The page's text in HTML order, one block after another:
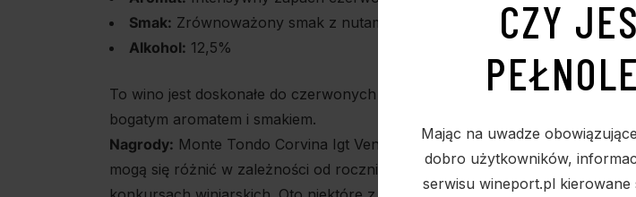
CZY
Mając na uwadze
dobro użytkowników,
serwisu wineport.pl kierowane
Smak: Zrównoważony smak z nutami dojrzałych czerwonych owoców,
Alkohol: 12,5%
To wino jest doskonałe do czerwonych mięs, dojrzałych serów i dań z
bogatym aromatem i smakiem.
Nagrody: Monte Tondo Corvina Igt Veneto zdobyło uznanie zarówno w
mogą się różnić w zależności od rocznika, wino to regularnie otrzymuje